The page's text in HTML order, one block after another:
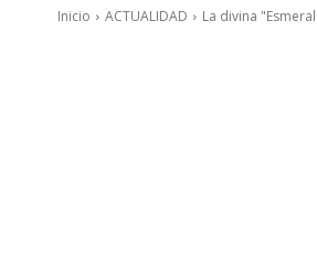
Inicio ACTUALIDAD La divina